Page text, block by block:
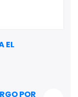
EL
POR